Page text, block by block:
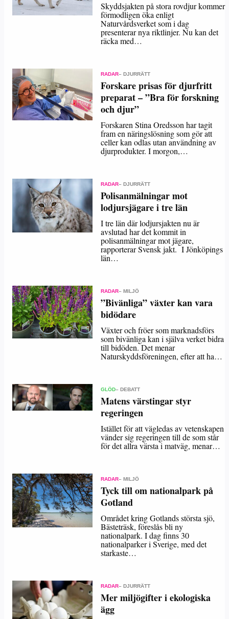
Skyddsjakten på stora rovdjur kommer
förmodligen öka enligt
Naturvårdsverket som i dag
presenterar nya riktlinjer. Nu kan det
räcka med…
RADAR– DJURRÄTT
Forskare prisas för djurfritt
preparat – ”Bra för forskning
och djur”
Forskaren Stina Oredsson har tagit
fram en näringslösning som gör att
celler kan odlas utan användning av
djurprodukter. I morgon,…
RADAR– DJURRÄTT
Polisanmälningar mot
lodjursjägare i tre län
I tre län där lodjursjakten nu är
avslutad har det kommit in
polisanmälningar mot jägare,
rapporterar Svensk jakt. I Jönköpings
län…
RADAR– MILJÖ
”Bivänliga” växter kan vara
bidödare
Växter och fröer som marknadsförs
som bivänliga kan i själva verket bidra
till bidöden. Det menar
Naturskyddsföreningen, efter att ha…
GLÖD– DEBATT
Matens värstingar styr
regeringen
Istället för att vägledas av vetenskapen
vänder sig regeringen till de som står
för det allra värsta i matväg, menar…
RADAR– MILJÖ
Tyck till om nationalpark på
Gotland
Området kring Gotlands största sjö,
Bästeträsk, föreslås bli ny
nationalpark. I dag finns 30
nationalparker i Sverige, med det
starkaste…
RADAR– DJURRÄTT
Mer miljögifter i ekologiska
ägg